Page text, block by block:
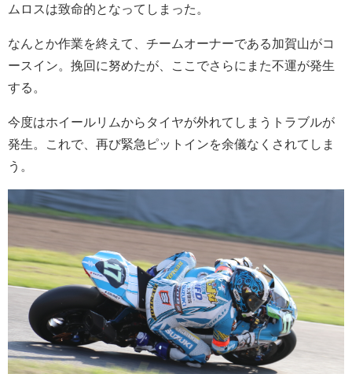
ムロスは致命的となってしまった。
なんとか作業を終えて、チームオーナーである加賀山がコ
ースイン。挽回に努めたが、ここでさらにまた不運が発生
する。
今度はホイールリムからタイヤが外れてしまうトラブルが
発生。これで、再び緊急ピットインを余儀なくされてしま
う。